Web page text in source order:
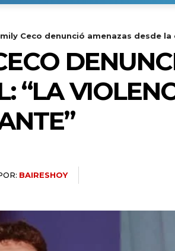
Ceco denunció amenazas desde
“LA
BAIRESHOY